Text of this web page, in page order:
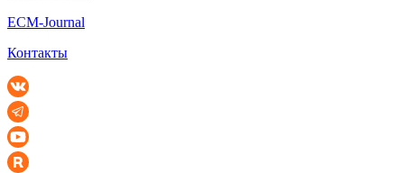
ECM-Journal
Контакты